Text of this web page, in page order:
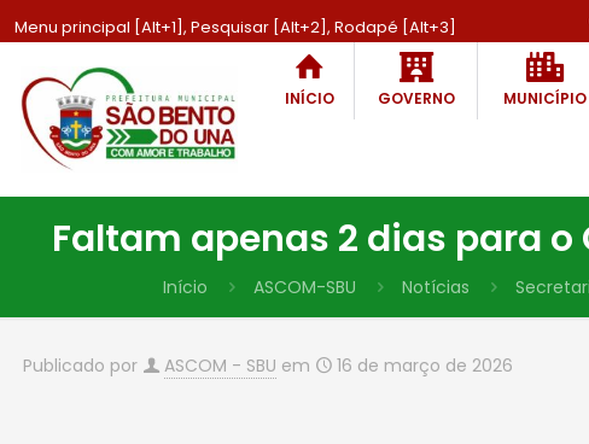
Menu principal [Alt+1], Pesquisar [Alt+2], Rodapé [Alt+3]
INÍCIO GOVERNO MUNICÍPIO
Faltam apenas 2 dias para
Início ASCOM-SBU Notícias
Publicado por ASCOM - SBU em 16 de março de 2026